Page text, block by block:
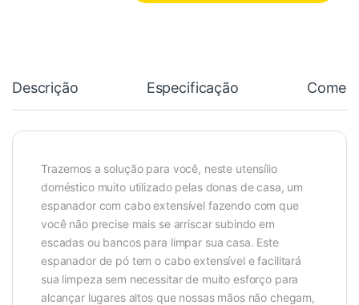
Descrição Especificação
Trazemos a solução para você, neste utensílio
doméstico muito utilizado pelas donas de casa, um
espanador com cabo extensível fazendo com que
você não precise mais se arriscar subindo em
escadas ou bancos para limpar sua casa. Este
espanador de pó tem o cabo extensível e facilitará
sua limpeza sem necessitar de muito esforço para
alcançar lugares altos que nossas mãos não chegam,